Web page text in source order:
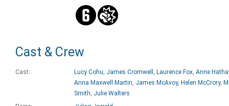
Cast & Crew
Cast: Lucy Cohu, James Cromwell , Laurence Fox, Anne
Anna Maxwell Martin, James McAvoy, Helen McCrory,
Smith, Julie Walters